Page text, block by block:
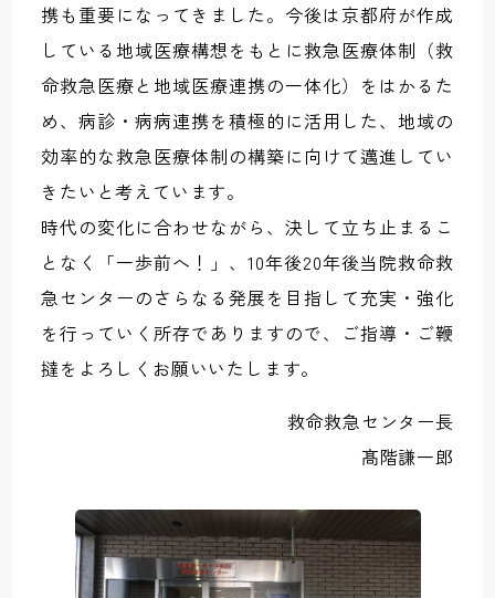
携も重要になってきました。今後は京都府が作成
している地域医療構想をもとに救急医療体制（救
命救急医療と地域医療連携の一体化）をはかるた
め、病診・病病連携を積極的に活用した、地域の
効率的な救急医療体制の構築に向けて邁進してい
きたいと考えています。
時代の変化に合わせながら、決して立ち止まるこ
となく「一歩前へ！」、10年後20年後当院救命救
急センターのさらなる発展を目指して充実・強化
を行っていく所存でありますので、ご指導・ご鞭
撻をよろしくお願いいたします。
救命救急センター長
髙階謙一郎